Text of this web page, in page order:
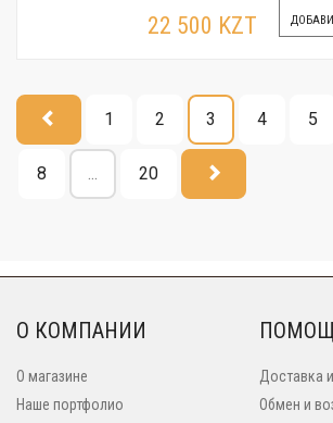
22 500 KZT
1 2 3 4 5
8 ... 20
О КОМПАНИИ
О магазине
Наше портфолио
Доставка
Обмен и